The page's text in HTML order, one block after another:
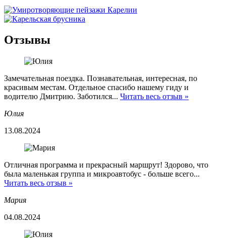
Отзывы
Замечательная поездка. Познавательная, интересная, по
красивым местам. Отдельное спасибо нашему гиду и
водителю Дмитрию. Заботился... Читать весь отзыв »
Юлия
13.08.2024
Отличная программа и прекрасный маршрут! Здорово, что
была маленькая группа и микроавтобус - больше всего...
Читать весь отзыв »
Мария
04.08.2024